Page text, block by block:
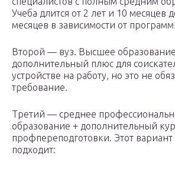
Учеба длится от 2 лет и 10 месяцев
месяцев в зависимости от
Второй — вуз. Высшее
дополнительный плюс для
устройстве на работу, но это не
требование.
Третий — среднее
образование + дополнительный
профпереподготовки. Этот
подходит: